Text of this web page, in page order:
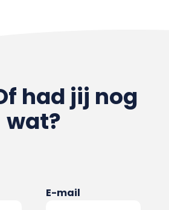
had jij nog
wat?
E-mail